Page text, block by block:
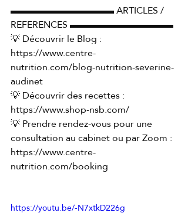
▬▬▬▬▬▬▬▬▬▬▬ ARTICLES /
REFERENCES ▬▬▬▬▬▬▬▬▬▬▬
💡 Découvrir le Blog :
https://www.centre-
nutrition.com/blog-nutrition-severine-
audinet
💡 Découvrir des recettes :
https://www.shop-nsb.com/
💡 Prendre rendez-vous pour une
consultation au cabinet ou par Zoom :
https://www.centre-
nutrition.com/booking
https://youtu.be/-N7xtkD226g